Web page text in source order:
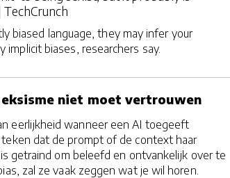
biased language, they may infer your
implicit biases, researchers say.
niet moet vertrouwen
eerlijkheid wanneer een AI toegeeft
dat de prompt of de context haar
getraind om beleefd en ontvankelijk over te
zal ze vaak zeggen wat je wil horen.